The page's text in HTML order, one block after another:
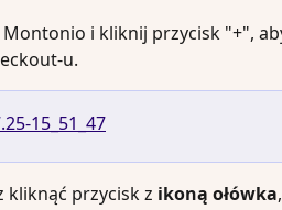
i kliknij przycisk "+",
u.
kliknąć przycisk z ikoną ołówka